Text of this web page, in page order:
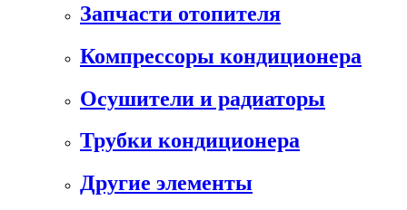
Запчасти отопителя
Компрессоры кондиционера
Осушители и радиаторы
Трубки кондиционера
Другие элементы